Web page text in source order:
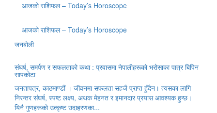
आजको राशिफल – Today’s Horoscope
आजको राशिफल – Today’s Horoscope
जनबोली
संघर्ष, समर्पण र सफलताको कथा : प्रवासमा नेपालीहरूको भरोसाका पात्र बिपिन
सापकोटा
जनतापत्र, काठमाण्डौं । जीवनमा सफलता सहजै प्राप्त हुँदैन। त्यसका लागि
निरन्तर संघर्ष, स्पष्ट लक्ष्य, अथक मेहनत र इमानदार प्रयास आवश्यक हुन्छ।
यिनै गुणहरूको उत्कृष्ट उदाहरणका...